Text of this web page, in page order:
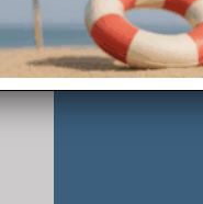
gestire il volo